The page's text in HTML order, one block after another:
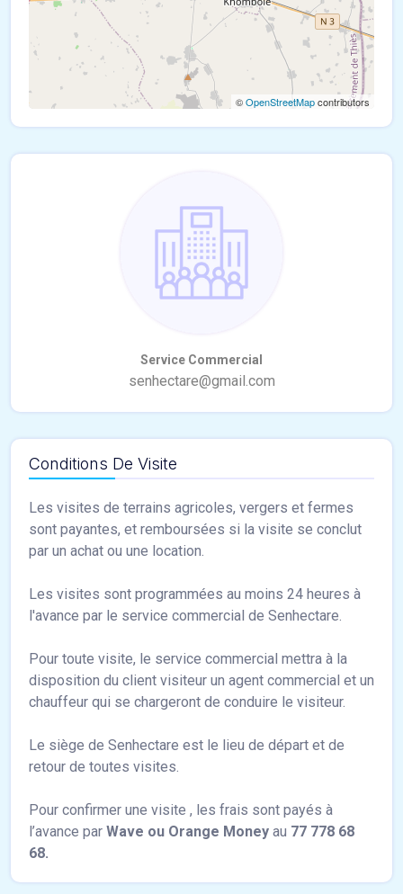
©OpenStreetMapcontributors
Conditions De Visite
Les visites de terrains agricoles, vergers et fermes
sont payantes, et remboursées si la visite se conclut
par un achat ou une location.
Les visites sont programmées au moins 24 heures à
l'avance par le service commercial de Senhectare.
Pour toute visite, le service commercial mettra à la
disposition du client visiteur un agent commercial et un
chauffeur qui se chargeront de conduire le visiteur.
Le siège de Senhectare est le lieu de départ et de
retour de toutes visites.
Pour confirmer une visite , les frais sont payés à
l’avance par Wave ou Orange Money au 77 778 68
68.